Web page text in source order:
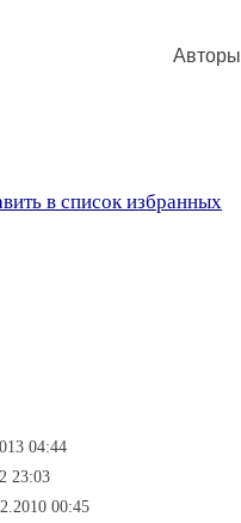
Авторы
в список избранных
04:44
23:03
00:45